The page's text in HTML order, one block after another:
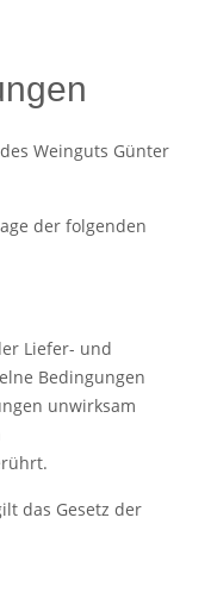
Weinguts Günter
der folgenden
Liefer- und
Bedingungen
unwirksam
das Gesetz der